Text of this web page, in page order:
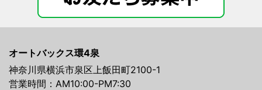
オートバックス環4泉
神奈川県横浜市泉区上飯田町2100-1
営業時間：AM10:00-PM7:30